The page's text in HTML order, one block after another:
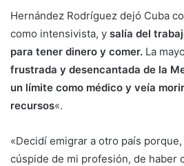
Hernández Rodríguez dejó Cuba
como intensivista, y salía del
para tener dinero y comer. La
frustrada y desencantada de la
un límite como médico y veía
recursos«.
«Decidí emigrar a otro país
cúspide de mi profesión, de haber